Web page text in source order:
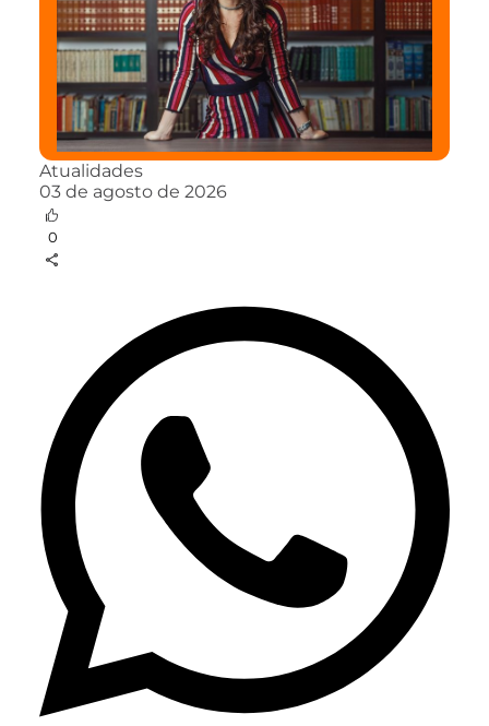
Atualidades
03 de agosto de 2026
0